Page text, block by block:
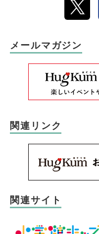
メールマガジン
関連リンク
関連サイト